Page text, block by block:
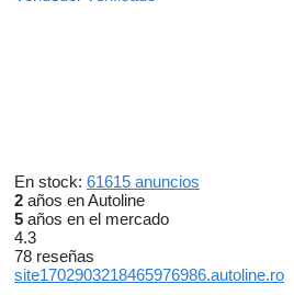
En stock: 61615 anuncios
2 años en Autoline
5 años en el mercado
4.3
78 reseñas
site1702903218465976986.autoline.ro